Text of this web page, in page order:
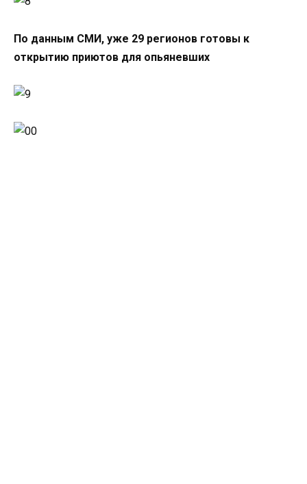
По данным СМИ, уже 29 регионов готовы к
открытию приютов для опьяневших